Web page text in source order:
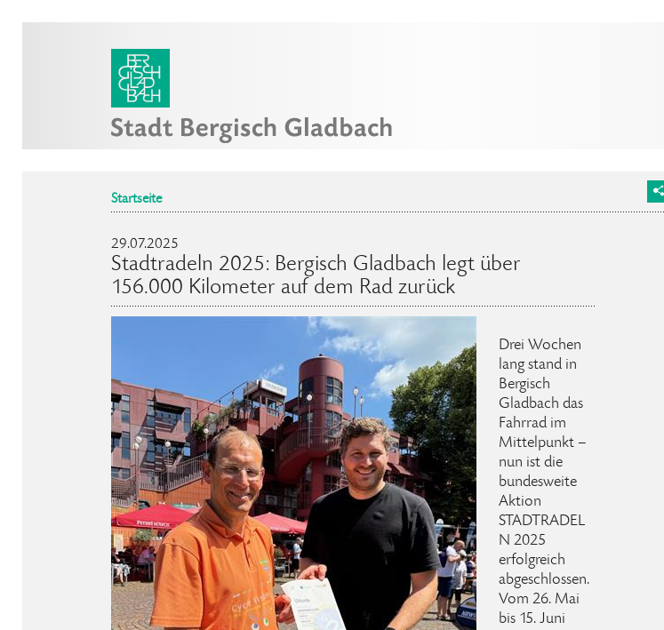
Startseite
29.07.2025
Stadtradeln 2025: Bergisch Gladbach legt über
156.000 Kilometer auf dem Rad zurück
Drei Wochen
lang stand in
Bergisch
Gladbach das
Fahrrad im
Mittelpunkt –
nun ist die
bundesweite
Aktion
STADTRADEL
N 2025
erfolgreich
abgeschlossen.
Vom 26. Mai
bis 15. Juni